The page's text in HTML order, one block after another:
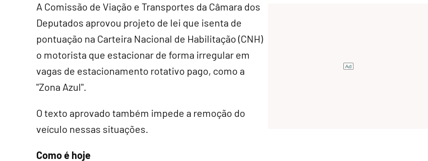
A Comissão de Viação e Transportes da Câmara dos
Deputados aprovou projeto de lei que isenta de
pontuação na Carteira Nacional de Habilitação (CNH)
o motorista que estacionar de forma irregular em
vagas de estacionamento rotativo pago, como a
"Zona Azul".
O texto aprovado também impede a remoção do
veículo nessas situações.
Como é hoje